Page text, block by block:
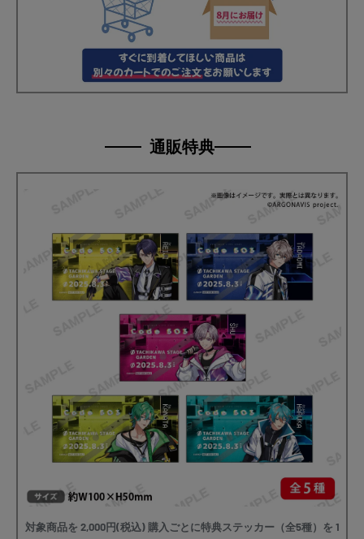
通販特典
対象商品を 2,000円(税込) 購入ごとに特典ステッカー（全5種）を 1